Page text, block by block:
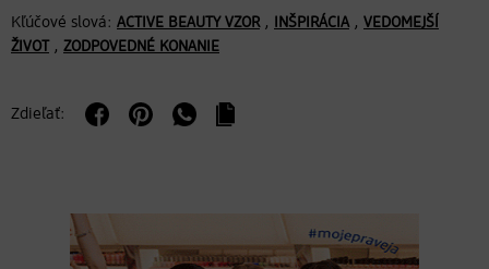
Kľúčové slová: ACTIVE BEAUTY VZOR, INŠPIRÁCIA, VEDOMEJŠÍ
ŽIVOT, ZODPOVEDNÉ KONANIE
Zdieľať: